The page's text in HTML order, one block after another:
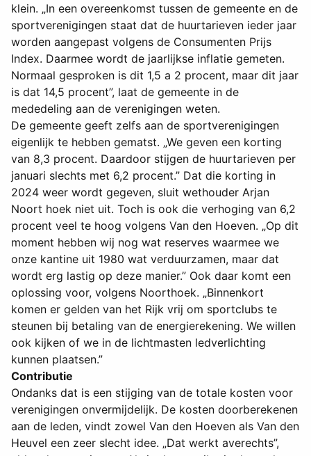
klein. „In een overeenkomst tussen de gemeente en de
sportverenigingen staat dat de huurtarieven ieder jaar
worden aangepast volgens de Consumenten Prijs
Index. Daarmee wordt de jaarlijkse inflatie gemeten.
Normaal gesproken is dit 1,5 a 2 procent, maar dit jaar
is dat 14,5 procent”, laat de gemeente in de
mededeling aan de verenigingen weten.
De gemeente geeft zelfs aan de sportverenigingen
eigenlijk te hebben gematst. „We geven een korting
van 8,3 procent. Daardoor stijgen de huurtarieven per
januari slechts met 6,2 procent.” Dat die korting in
2024 weer wordt gegeven, sluit wethouder Arjan
Noort hoek niet uit. Toch is ook die verhoging van 6,2
procent veel te hoog volgens Van den Hoeven. „Op dit
moment hebben wij nog wat reserves waarmee we
onze kantine uit 1980 wat verduurzamen, maar dat
wordt erg lastig op deze manier.” Ook daar komt een
oplossing voor, volgens Noorthoek. „Binnenkort
komen er gelden van het Rijk vrij om sportclubs te
steunen bij betaling van de energierekening. We willen
ook kijken of we in de lichtmasten ledverlichting
kunnen plaatsen.”
Contributie
Ondanks dat is een stijging van de totale kosten voor
verenigingen onvermijdelijk. De kosten doorberekenen
aan de leden, vindt zowel Van den Hoeven als Van den
Heuvel een zeer slecht idee. „Dat werkt averechts”,